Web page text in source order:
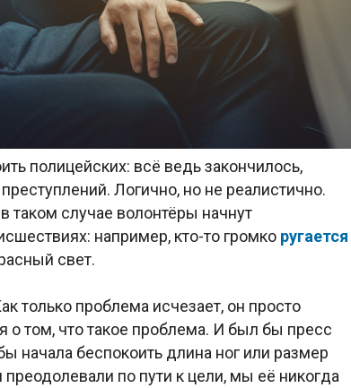
полицейских: всё ведь закончилось,
Логично, но не реалистично.
таком случае волонтёры начнут
например, кто-то громко ругается
свет.
только проблема исчезает, он просто
о том, что такое проблема. И был бы пресс
начала беспокоить длина ног или размер
по пути к цели, мы её никогда